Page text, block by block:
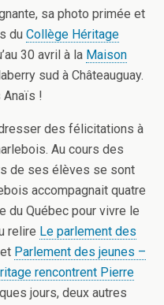
sa photo primée et
du Collège Héritage
30 avril à la Maison
sud à Châteauguay.
Anaïs !
des félicitations à
Au cours des
de ses élèves se sont
accompagnait quatre
du Québec pour vivre le
relire Le parlement des
Parlement des jeunes –
rencontrent Pierre
jours, deux autres